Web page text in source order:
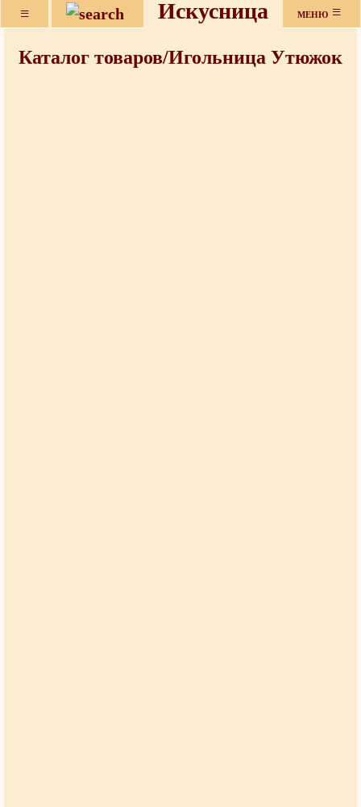
≡ Искусница МЕНЮ ≡
Каталог товаров/Игольница Утюжок